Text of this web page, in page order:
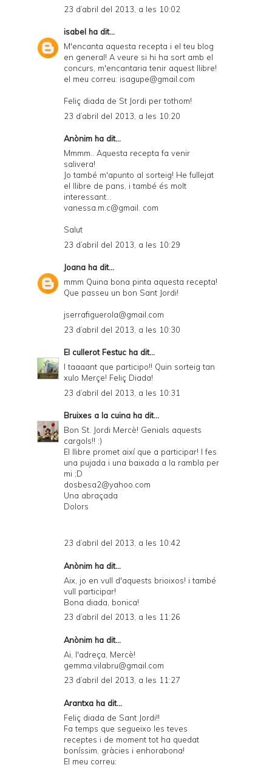
23 d’abril del 2013, a les 10:02
isabel ha dit...
M'encanta aquesta recepta i el teu blog
en general! A veure si hi ha sort amb el
concurs, m'encantaria tenir aquest llibre!
el meu correu: isagupe@gmail.com
Feliç diada de St Jordi per tothom!
23 d’abril del 2013, a les 10:20
Anònim ha dit...
Mmmm.. Aquesta recepta fa venir
salivera!
Jo també m'apunto al sorteig! He fullejat
el llibre de pans, i també és molt
interessant...
vanessa.m.c@gmail. com
Salut
23 d’abril del 2013, a les 10:29
Joana ha dit...
mmm Quina bona pinta aquesta recepta!
Que passeu un bon Sant Jordi!
jserrafiguerola@gmail.com
23 d’abril del 2013, a les 10:30
El cullerot Festuc ha dit...
I taaaant que participo!! Quin sorteig tan
xulo Merçe! Feliç Diada!
23 d’abril del 2013, a les 10:31
Bruixes a la cuina ha dit...
Bon St. Jordi Mercè! Genials aquests
cargols!! :)
El llibre promet així que a participar! I fes
una pujada i una baixada a la rambla per
mi ;D
dosbesa2@yahoo.com
Una abraçada
Dolors
23 d’abril del 2013, a les 10:42
Anònim ha dit...
Aix, jo en vull d'aquests brioixos! i també
vull participar!
Bona diada, bonica!
23 d’abril del 2013, a les 11:26
Anònim ha dit...
Ai, l'adreça, Mercè!
gemma.vilabru@gmail.com
23 d’abril del 2013, a les 11:27
Arantxa ha dit...
Feliç diada de Sant Jordi!!
Fa temps que segueixo les teves
receptes i de moment tot ha quedat
boníssim, gràcies i enhorabona!
El meu correu: